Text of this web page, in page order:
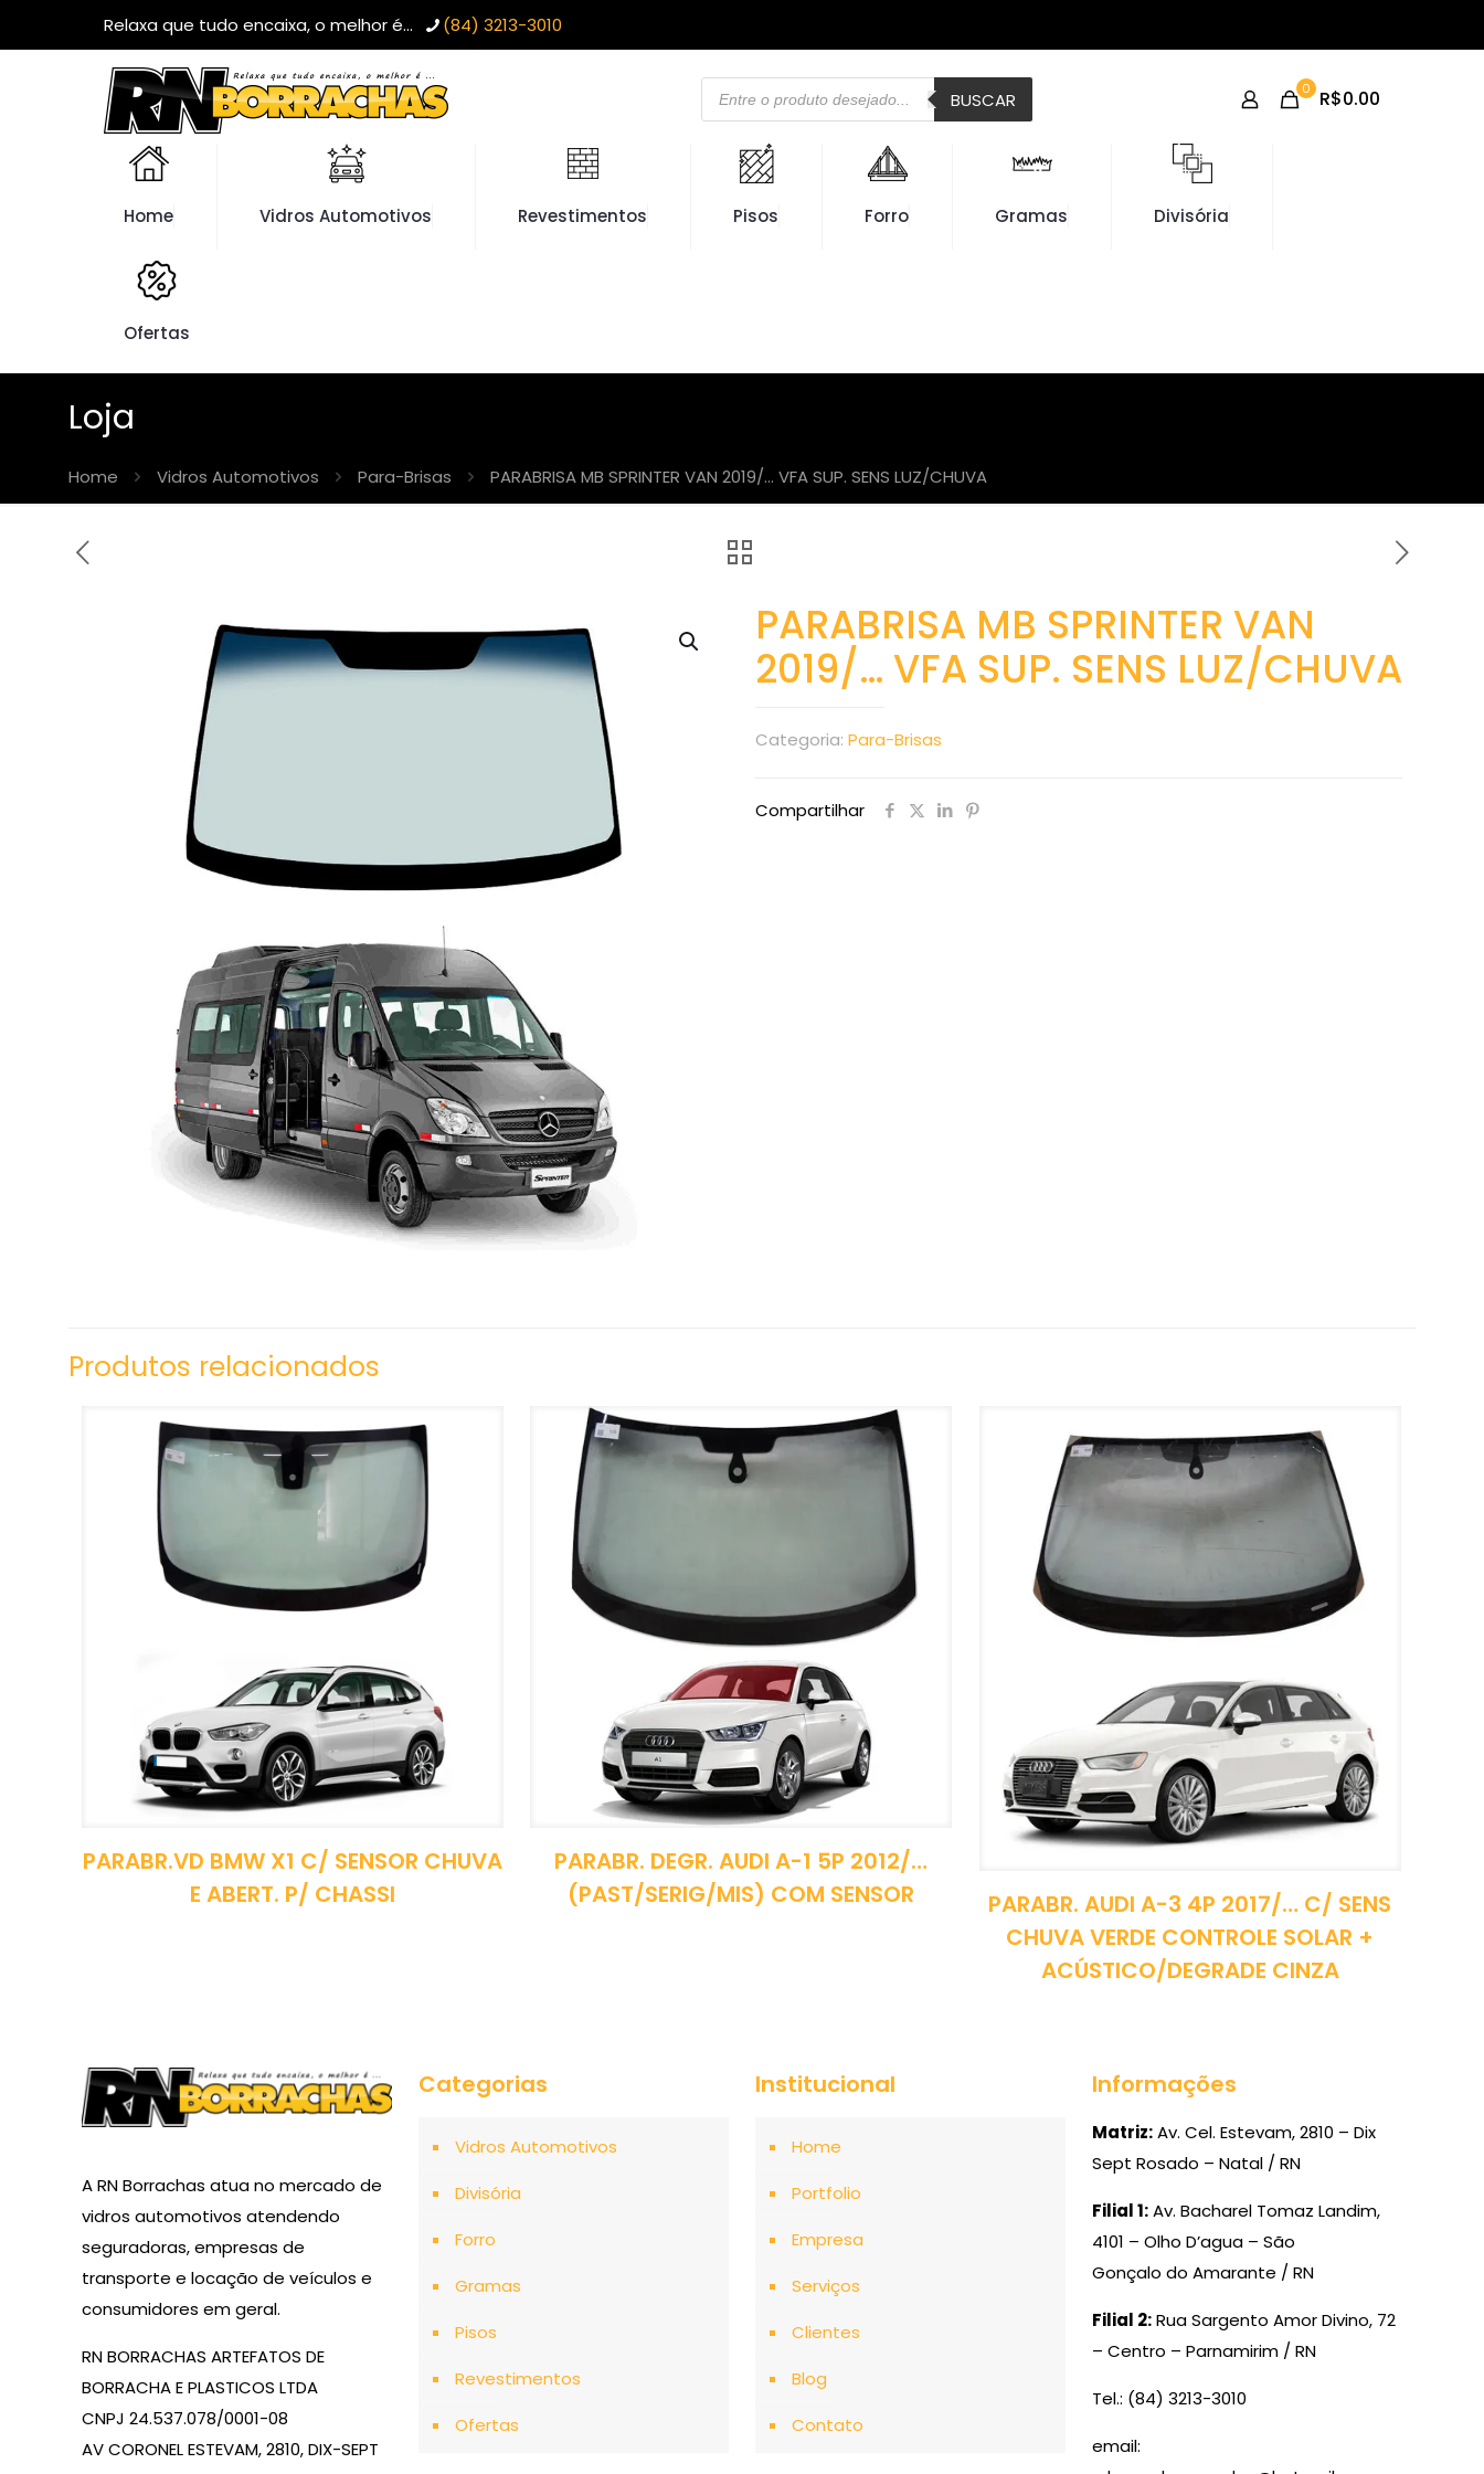
Relaxa que tudo encaixa, o melhor é... (84) 3213-3010
Pesquisar
produtos BUSCAR 0 R$0.00
Home Vidros Automotivos Revestimentos Pisos Forro Gramas Divisória
Ofertas
Loja
Home Vidros Automotivos Para-Brisas PARABRISA MB SPRINTER VAN 2019/… VFA SUP. SENS LUZ/CHUVA
PARABRISA MB SPRINTER VAN
2019/… VFA SUP. SENS LUZ/CHUVA
Categoria: Para-Brisas
Compartilhar
Produtos relacionados
PARABR.VD BMW X1 C/ SENSOR CHUVA
E ABERT. P/ CHASSI
PARABR. DEGR. AUDI A-1 5P 2012/…
(PAST/SERIG/MIS) COM SENSOR
PARABR. AUDI A-3 4P 2017/… C/ SENS
CHUVA VERDE CONTROLE SOLAR +
ACÚSTICO/DEGRADE CINZA
A RN Borrachas atua no mercado de
vidros automotivos atendendo
seguradoras, empresas de
transporte e locação de veículos e
consumidores em geral.
RN BORRACHAS ARTEFATOS DE
BORRACHA E PLASTICOS LTDA
CNPJ 24.537.078/0001-08
AV CORONEL ESTEVAM, 2810, DIX-SEPT
Categorias
Vidros Automotivos
Divisória
Forro
Gramas
Pisos
Revestimentos
Ofertas
Institucional
Home
Portfolio
Empresa
Serviços
Clientes
Blog
Contato
Informações
Matriz:Av. Cel. Estevam, 2810 – Dix
Sept Rosado – Natal / RN
Filial 1:Av. Bacharel Tomaz Landim,
4101 – Olho D’agua – São
Gonçalo do Amarante / RN
Filial 2:Rua Sargento Amor Divino, 72
– Centro – Parnamirim / RN
Tel.: (84) 3213-3010
email: